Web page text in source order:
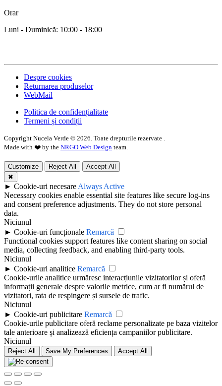
Orar
Luni - Duminică: 10:00 - 18:00
Despre cookies
Returnarea produselor
WebMail
Politica de confidențialitate
Termeni și condiții
Copyright Nucela Verde © 2026. Toate drepturile rezervate .
Made with ❤️ by the NRGO Web Design team.
Customize Reject All
Accept All
✖
► Cookie-uri necesare Always Active
Necessary cookies enable essential site features like secure log-ins
and consent preference adjustments. They do not store personal
data.
Niciunul
► Cookie-uri funcționale Remarcă
Functional cookies support features like content sharing on social
media, collecting feedback, and enabling third-party tools.
Niciunul
► Cookie-uri analitice Remarcă
Cookie-urile analitice urmăresc interacțiunile vizitatorilor și oferă
informații generale despre valorile metrice, cum ar fi numărul de
vizitatori, rata de respingere și sursele de trafic.
Niciunul
► Cookie-uri publicitare Remarcă
Cookie-urile publicitare oferă reclame personalizate pe baza vizitelor
tale anterioare și analizează eficiența campaniilor publicitare.
Niciunul
Reject All Save My Preferences Accept All